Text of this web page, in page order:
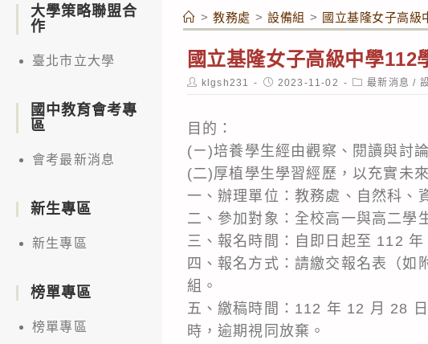
> 教務處 > 設備組 > 國立基隆女子高級
國立基隆女子高級中學
Post
author:
klgsh231
Post
published:
2023-11-02
Post
category:
最新消息 /
目的：
(ㄧ)培養學生經由觀察、閱讀與討
(二)厚植學生學習經歷，以充實未
一、辦理單位：教務處、自然科、
二、參加對象：全校高一與高二學
三、報名時間：自即日起至 112
四、報名方式：請繳交報名表（如
組。
五、繳稿時間：112 年 12 月 28
時，逾期視同放棄。
大學策略聯盟合
作
臺北市立大學
國中教育會考專
區
會考最新消息
新生專區
新生專區
榜單專區
榜單專區